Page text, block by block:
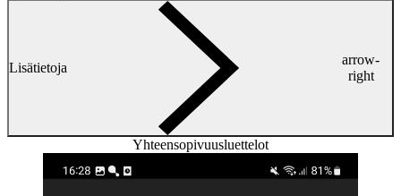
Lisätietoja
arrow-
right
Yhteensopivuusluettelot